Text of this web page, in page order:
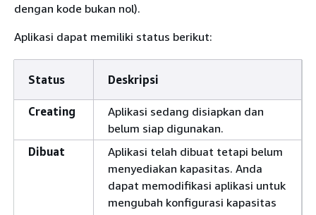
dengan kode bukan nol).
Aplikasi dapat memiliki status berikut:
Status Deskripsi
Creating
Aplikasi sedang disiapkan dan
belum siap digunakan.
Dibuat
Aplikasi telah dibuat tetapi belum
menyediakan kapasitas. Anda
dapat memodifikasi aplikasi untuk
mengubah konfigurasi kapasitas